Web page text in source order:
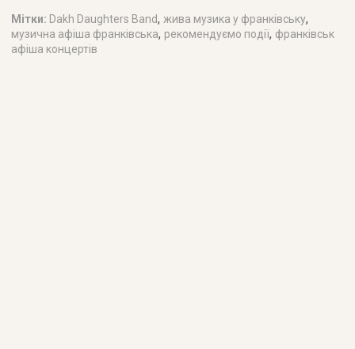
Мітки: Dakh Daughters Band, жива музика у франківську,
музична афіша франківська, рекомендуємо події, франківськ
афіша концертів